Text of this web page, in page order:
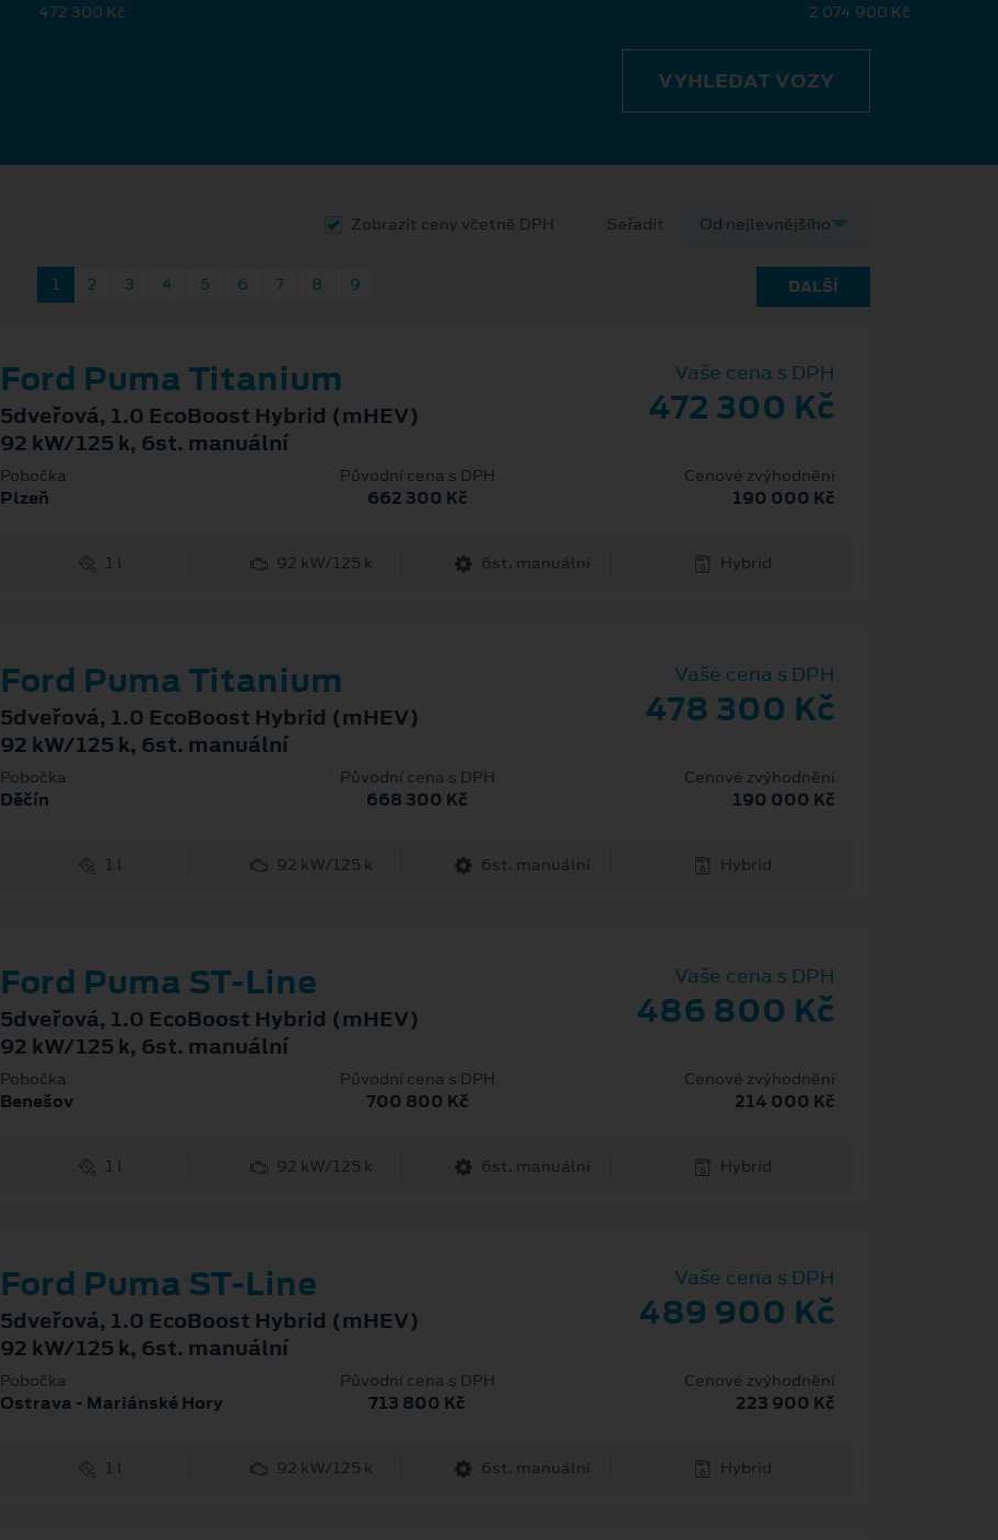
472 300 Kč 2 074 900 Kč
VYHLEDAT VOZY
Zobrazit ceny včetně DPH Seřadit
1 2 3 4 5 6 7 8 9 DALŠÍ
Ford Puma Titanium
5dveřová, 1.0 EcoBoost Hybrid (mHEV)
92 kW/125 k, 6st. manuální
Vaše cena s DPH
472 300 Kč
Pobočka
Plzeň
Původní cena s DPH
662 300 Kč
Cenové zvýhodnění
190 000 Kč
1 l 92 kW/125 k 6st. manuální Hybrid
Ford Puma Titanium
5dveřová, 1.0 EcoBoost Hybrid (mHEV)
92 kW/125 k, 6st. manuální
Vaše cena s DPH
478 300 Kč
Pobočka
Děčín
Původní cena s DPH
668 300 Kč
Cenové zvýhodnění
190 000 Kč
1 l 92 kW/125 k 6st. manuální Hybrid
Ford Puma ST-Line
5dveřová, 1.0 EcoBoost Hybrid (mHEV)
92 kW/125 k, 6st. manuální
Vaše cena s DPH
486 800 Kč
Pobočka
Benešov
Původní cena s DPH
700 800 Kč
Cenové zvýhodnění
214 000 Kč
1 l 92 kW/125 k 6st. manuální Hybrid
Ford Puma ST-Line
5dveřová, 1.0 EcoBoost Hybrid (mHEV)
92 kW/125 k, 6st. manuální
Vaše cena s DPH
489 900 Kč
Pobočka
Ostrava - Mariánské Hory
Původní cena s DPH
713 800 Kč
Cenové zvýhodnění
223 900 Kč
1 l 92 kW/125 k 6st. manuální Hybrid